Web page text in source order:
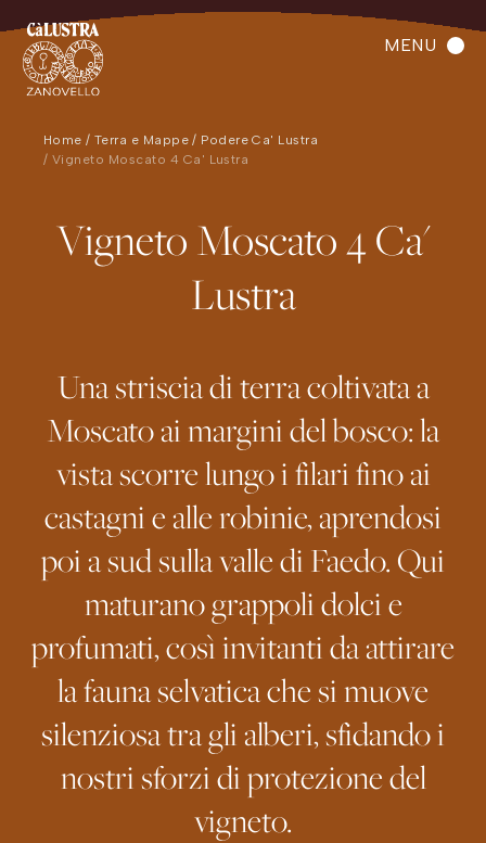
MENU
Home Terra e Mappe
Podere Ca' Lustra
Vigneto Moscato 4 Ca' Lustra
Vigneto Moscato 4 Ca'
Lustra
Una striscia di terra coltivata a
Moscato ai margini del bosco: la
vista scorre lungo i filari fino ai
castagni e alle robinie, aprendosi
poi a sud sulla valle di Faedo. Qui
maturano grappoli dolci e
profumati, così invitanti da attirare
la fauna selvatica che si muove
silenziosa tra gli alberi, sfidando i
nostri sforzi di protezione del
vigneto.